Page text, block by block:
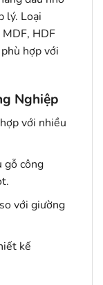
lý. Loại
HDF
hợp với
Nghiệp
với nhiều
gỗ công
với giường
kế